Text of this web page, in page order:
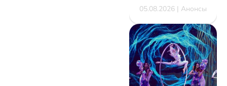
05.08.2026 | Анонсы